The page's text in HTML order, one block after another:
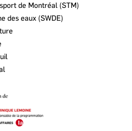
de Montréal (STM)
des eaux (SWDE)